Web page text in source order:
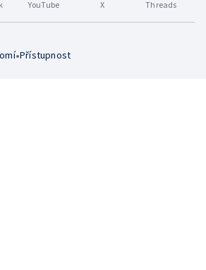
YouTube X Threads
•Přístupnost